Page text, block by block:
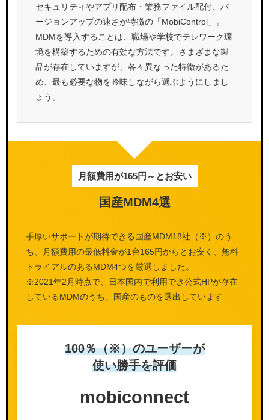
セキュリティやアプリ配布・業務ファイル配付、バ
ージョンアップの速さが特徴の「MobiControl」。
MDMを導入することは、職場や学校でテレワーク環
境を構築するための有効な方法です。さまざまな製
品が存在していますが、各々異なった特徴があるた
め、最も必要な物を吟味しながら選ぶようにしまし
ょう。
月額費用が165円～とお安い
国産MDM4選
手厚いサポートが期待できる国産MDM18社（※）のう
ち、月額費用の最低料金が1台165円からとお安く、無料
トライアルのあるMDM4つを厳選しました。
※2021年2月時点で、日本国内で利用でき公式HPが存在
しているMDMのうち、国産のものを選出しています
100％（※）のユーザーが
使い勝手を評価
mobiconnect